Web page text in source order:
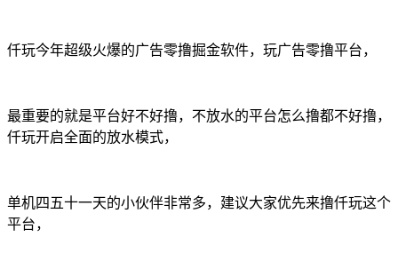
仟玩今年超级火爆的广告零撸掘金软件，玩广告零撸平台，
最重要的就是平台好不好撸，不放水的平台怎么撸都不好撸，
仟玩开启全面的放水模式，
单机四五十一天的小伙伴非常多，建议大家优先来撸仟玩这个
平台，